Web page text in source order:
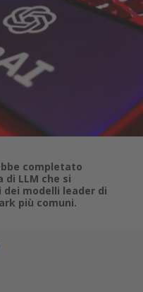
completato
LLM che si
modelli leader di
più comuni.